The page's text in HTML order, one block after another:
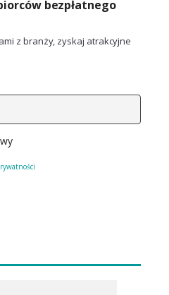
bezpłatnego
z branży, zyskaj atrakcyjne